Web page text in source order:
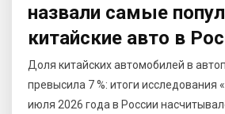
назвали самые
китайские авто в
Доля китайских автомобилей в
превысила 7 %: итоги исследования
июля 2026 года в России